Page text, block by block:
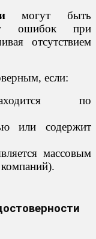
могут быть
ошибок при
отсутствием
если:
по
или содержит
массовым